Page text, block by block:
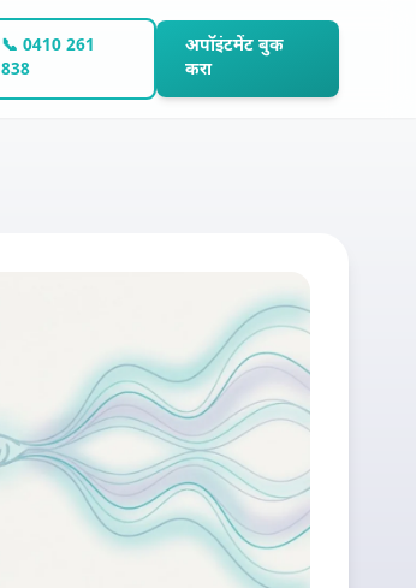
📞 0410 261
838
अपॉइंटमेंट बुक
करा